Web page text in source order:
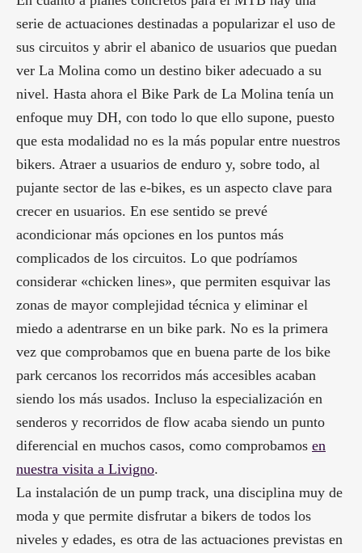
serie de actuaciones destinadas a popularizar el uso de
sus circuitos y abrir el abanico de usuarios que puedan
ver La Molina como un destino biker adecuado a su
nivel. Hasta ahora el Bike Park de La Molina tenía un
enfoque muy DH, con todo lo que ello supone, puesto
que esta modalidad no es la más popular entre nuestros
bikers. Atraer a usuarios de enduro y, sobre todo, al
pujante sector de las e-bikes, es un aspecto clave para
crecer en usuarios. En ese sentido se prevé
acondicionar más opciones en los puntos más
complicados de los circuitos. Lo que podríamos
considerar «chicken lines», que permiten esquivar las
zonas de mayor complejidad técnica y eliminar el
miedo a adentrarse en un bike park. No es la primera
vez que comprobamos que en buena parte de los bike
park cercanos los recorridos más accesibles acaban
siendo los más usados. Incluso la especialización en
senderos y recorridos de flow acaba siendo un punto
diferencial en muchos casos, como comprobamos en
nuestra visita a Livigno.
La instalación de un pump track, una disciplina muy de
moda y que permite disfrutar a bikers de todos los
niveles y edades, es otra de las actuaciones previstas en